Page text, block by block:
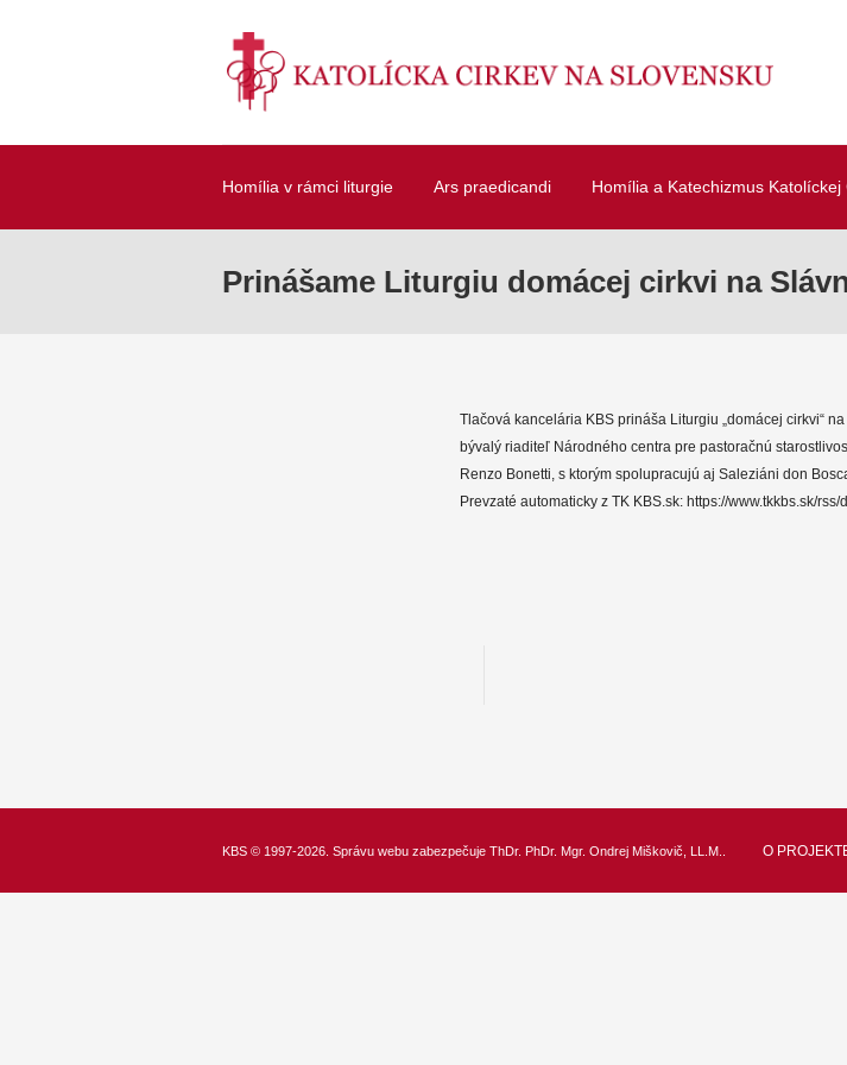
Homília v rámci liturgie Ars praedicandi Homília a Katechizmus Katolíckej
Prinášame Liturgiu domácej cirkvi na
Tlačová kancelária KBS prináša Liturgiu „domácej cirkvi“
bývalý riaditeľ Národného centra pre pastoračnú
Renzo Bonetti, s ktorým spolupracujú aj Saleziáni don
Prevzaté automaticky z TK KBS.sk: https://www.tkkbs.sk/rss/
KBS © 1997-2026. Správu webu zabezpečuje ThDr. PhDr. Mgr. Ondrej Miškovič, LL.M. O